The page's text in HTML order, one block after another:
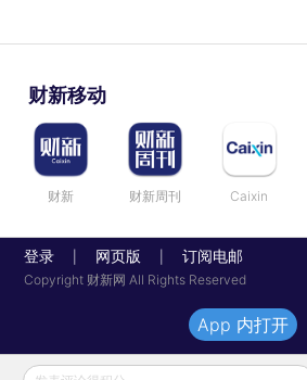
财新移动
财新 财新周刊 Caixin
登录 网页版 订阅电邮
Copyright 财新网 All Rights Reserved
App 内打开